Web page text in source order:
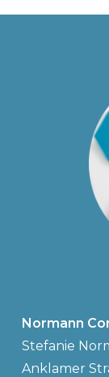
Normann
Stefanie
Anklamer